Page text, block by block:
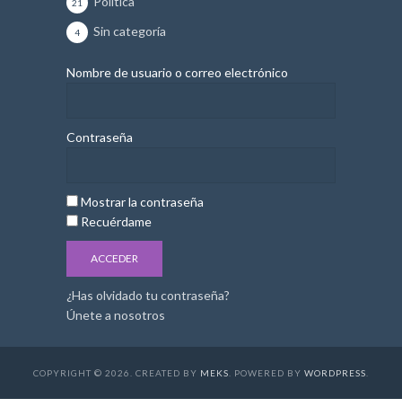
21
Sin categoría
4
Nombre de usuario o correo electrónico
Contraseña
Mostrar la contraseña
Recuérdame
¿Has olvidado tu contraseña?
Únete a nosotros
COPYRIGHT © 2026. CREATED BY MEKS . POWERED BY WORDPRESS